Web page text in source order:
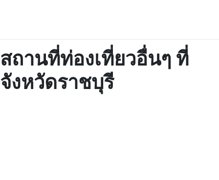
สถานที่ท่องเที่ยวอื่นๆ ที่
จังหวัดราชบุรี